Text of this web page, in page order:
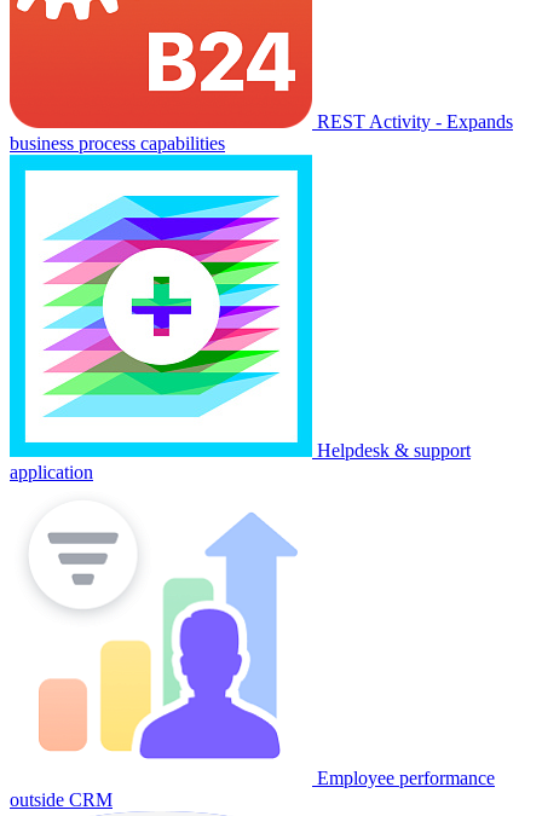
REST Activity - Expands
business process capabilities
Helpdesk & support
application
Employee performance
outside CRM